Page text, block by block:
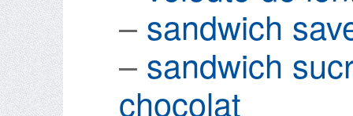
– sandwich
– sandwich
chocolat